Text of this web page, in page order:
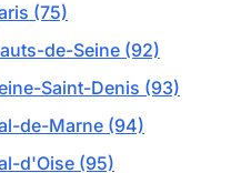
(75)
de-Seine (92)
Saint-Denis (93)
de-Marne (94)
d'Oise (95)